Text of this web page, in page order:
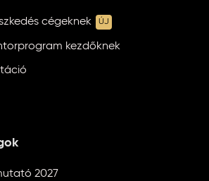
cégeknek ÚJ
kezdőknek
2027